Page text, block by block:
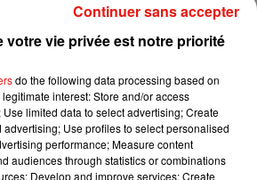
DU SOL annonce un nouvel
et Amélie Lens dévoilent leur
tant attendue
votre vie privée est notre priorité
do the following data processing based on
interest: Store and/or access
limited data to select advertising; Create
Use profiles to select personalised
performance; Measure content
audiences through statistics or combinations
Develop and improve services; Create
Continuer sans accepter